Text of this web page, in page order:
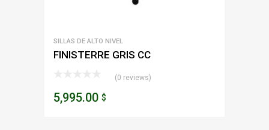
SILLAS DE ALTO NIVEL
FINISTERRE GRIS CC
(0 reviews)
5,995.00 $